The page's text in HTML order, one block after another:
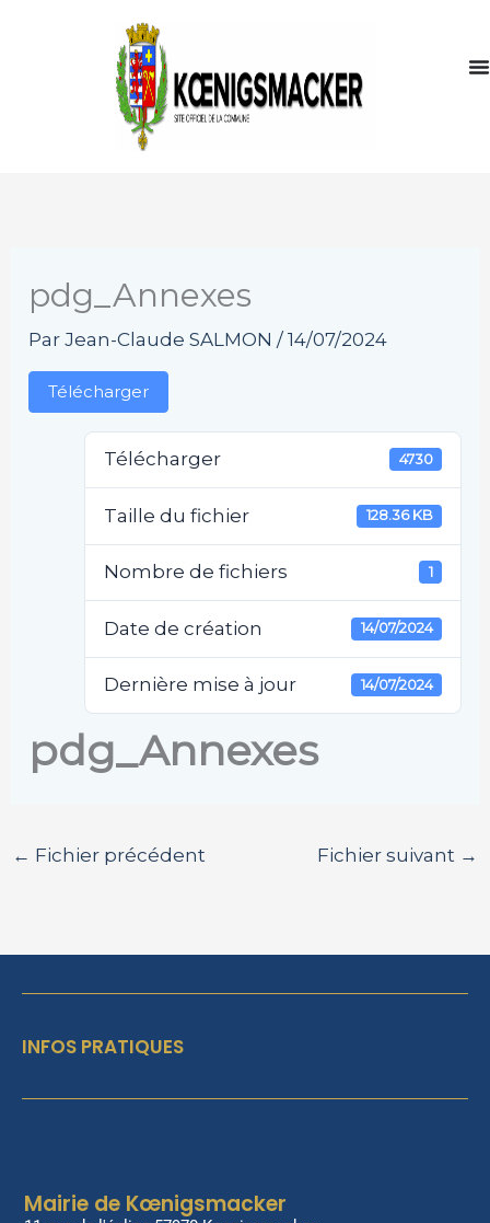
pdg_Annexes
ParJean-Claude SALMON/14/07/2024
Télécharger
Télécharger 4730
Taille du fichier 128.36 KB
Nombre de fichiers 1
Date de création 14/07/2024
Dernière mise à jour 14/07/2024
pdg_Annexes
← Fichier précédent Fichier suivant →
INFOS PRATIQUES
Mairie de Kœnigsmacker